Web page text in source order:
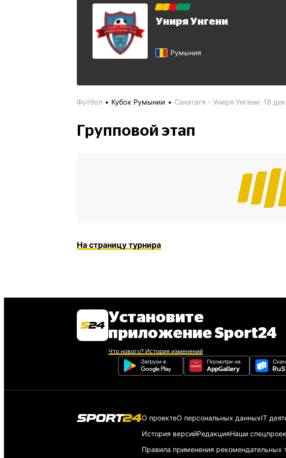
Униря Унгени
Румыния
Футбол Кубок Румынии Сэнэтатя - Униря Унгени: 18
Групповой этап
На страницу турнира
Установите
приложение Sport24
Что нового? История изменений
О проектеО персональных данныхIT
История версийРедакцияНаши
Правила применения рекомендательных